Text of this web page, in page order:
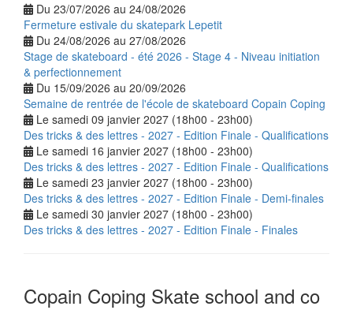
Du 23/07/2026 au 24/08/2026
Fermeture estivale du skatepark Lepetit
Du 24/08/2026 au 27/08/2026
Stage de skateboard - été 2026 - Stage 4 - Niveau initiation
& perfectionnement
Du 15/09/2026 au 20/09/2026
Semaine de rentrée de l'école de skateboard Copain Coping
Le samedi 09 janvier 2027 (18h00 - 23h00)
Des tricks & des lettres - 2027 - Edition Finale - Qualifications
Le samedi 16 janvier 2027 (18h00 - 23h00)
Des tricks & des lettres - 2027 - Edition Finale - Qualifications
Le samedi 23 janvier 2027 (18h00 - 23h00)
Des tricks & des lettres - 2027 - Edition Finale - Demi-finales
Le samedi 30 janvier 2027 (18h00 - 23h00)
Des tricks & des lettres - 2027 - Edition Finale - Finales
Copain Coping Skate school and co